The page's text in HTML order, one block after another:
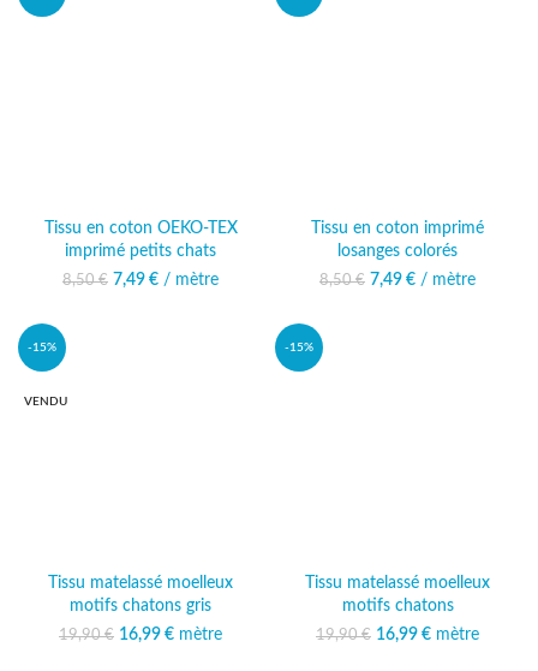
Tissu en coton OEKO-TEX
imprimé petits chats
8,50€
Le prix initial était :
7,49 € Le prix actuel
/ mètre
Tissu en coton imprimé
losanges colorés
8,50€
Le prix initial était :
7,49 € Le prix actuel
/ mètre
-15%
VENDU
Tissu matelassé moelleux
motifs chatons gris
19,90€ Le prix initial était :
16,99 €
Le prix
mètre
-15%
Tissu matelassé moelleux
motifs chatons
19,90€ Le prix initial était :
16,99 €
Le prix
mètre